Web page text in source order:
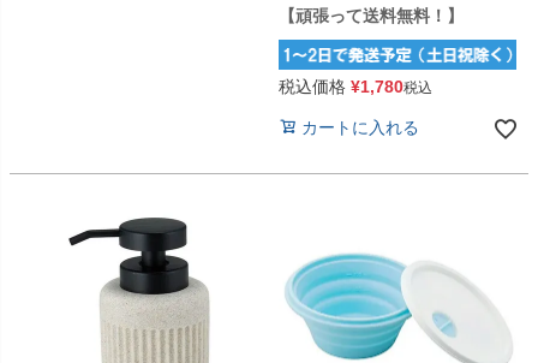
【頑張って送料無料！】
税込価格 ¥1,780税込
カートに入れる